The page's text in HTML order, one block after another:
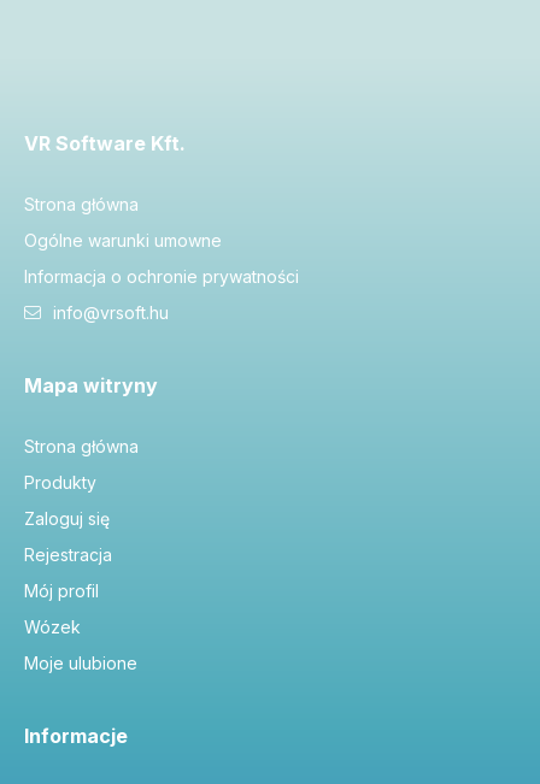
VR Software Kft.
Strona główna
Ogólne warunki umowne
Informacja o ochronie prywatności
info@vrsoft.hu
Mapa witryny
Strona główna
Produkty
Zaloguj się
Rejestracja
Mój profil
Wózek
Moje ulubione
Informacje